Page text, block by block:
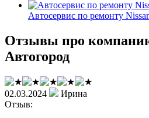
Автосервис по ремонту
Отзывы про
Автогород
02.03.2024
Ирина
Отзыв: